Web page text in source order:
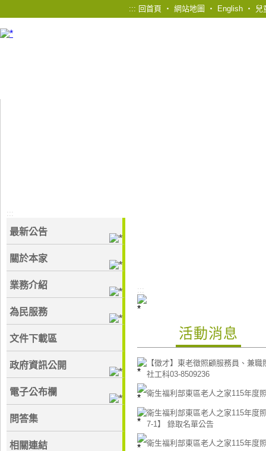
::: 回首頁 ‧ 網站地圖 ‧ English ‧ 兒
:::
最新公告
關於本家
業務介紹
為民服務
文件下載區
政府資訊公開
電子公布欄
問答集
相關連結
:::
活動消息
【徵才】東老徵照顧服務員、兼
社工科03-8509236
衛生福利部東區老人之家115年度
衛生福利部東區老人之家115年度
7-1】 錄取名單公告
衛生福利部東區老人之家115年度